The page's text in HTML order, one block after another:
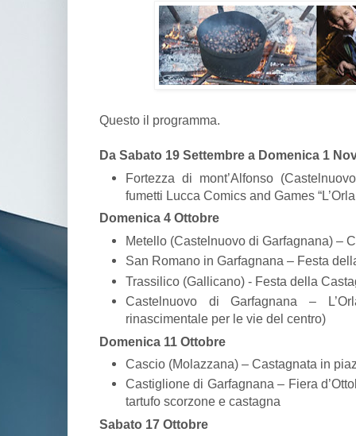
Questo il programma.
Da Sabato 19 Settembre a Domenica 1
Fortezza di mont’Alfonso
fumetti Lucca Comics and Games
Domenica 4 Ottobre
Metello (Castelnuovo di Garfagnana) –
San Romano in Garfagnana – Festa
Trassilico (Gallicano) - Festa della
Castelnuovo di Garfagnana –
rinascimentale per le vie del centro)
Domenica 11 Ottobre
Cascio (Molazzana) – Castagnata in
Castiglione di Garfagnana – Fiera
tartufo scorzone e castagna
Sabato 17 Ottobre